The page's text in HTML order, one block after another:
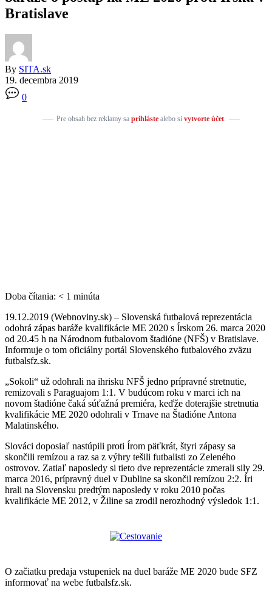
Bratislave
By SITA.sk
19. decembra 2019
0
Pre obsah bez reklamy sa prihlástealebo si vytvorte účet.
Doba čítania: < 1 minúta
19.12.2019 (Webnoviny.sk) – Slovenská futbalová reprezentácia
odohrá zápas baráže kvalifikácie ME 2020 s Írskom 26. marca 2020
od 20.45 h na Národnom futbalovom štadióne (NFŠ) v Bratislave.
Informuje o tom oficiálny portál Slovenského futbalového zväzu
futbalsfz.sk.
„Sokoli“ už odohrali na ihrisku NFŠ jedno prípravné stretnutie,
remizovali s Paraguajom 1:1. V budúcom roku v marci ich na
novom štadióne čaká súťažná premiéra, keďže doterajšie stretnutia
kvalifikácie ME 2020 odohrali v Trnave na Štadióne Antona
Malatinského.
Slováci doposiaľ nastúpili proti Írom päťkrát, štyri zápasy sa
skončili remízou a raz sa z výhry tešili futbalisti zo Zeleného
ostrovov. Zatiaľ naposledy si tieto dve reprezentácie zmerali sily 29.
marca 2016, prípravný duel v Dubline sa skončil remízou 2:2. Íri
hrali na Slovensku predtým naposledy v roku 2010 počas
kvalifikácie ME 2012, v Žiline sa zrodil nerozhodný výsledok 1:1.
O začiatku predaja vstupeniek na duel baráže ME 2020 bude SFZ
informovať na webe futbalsfz.sk.